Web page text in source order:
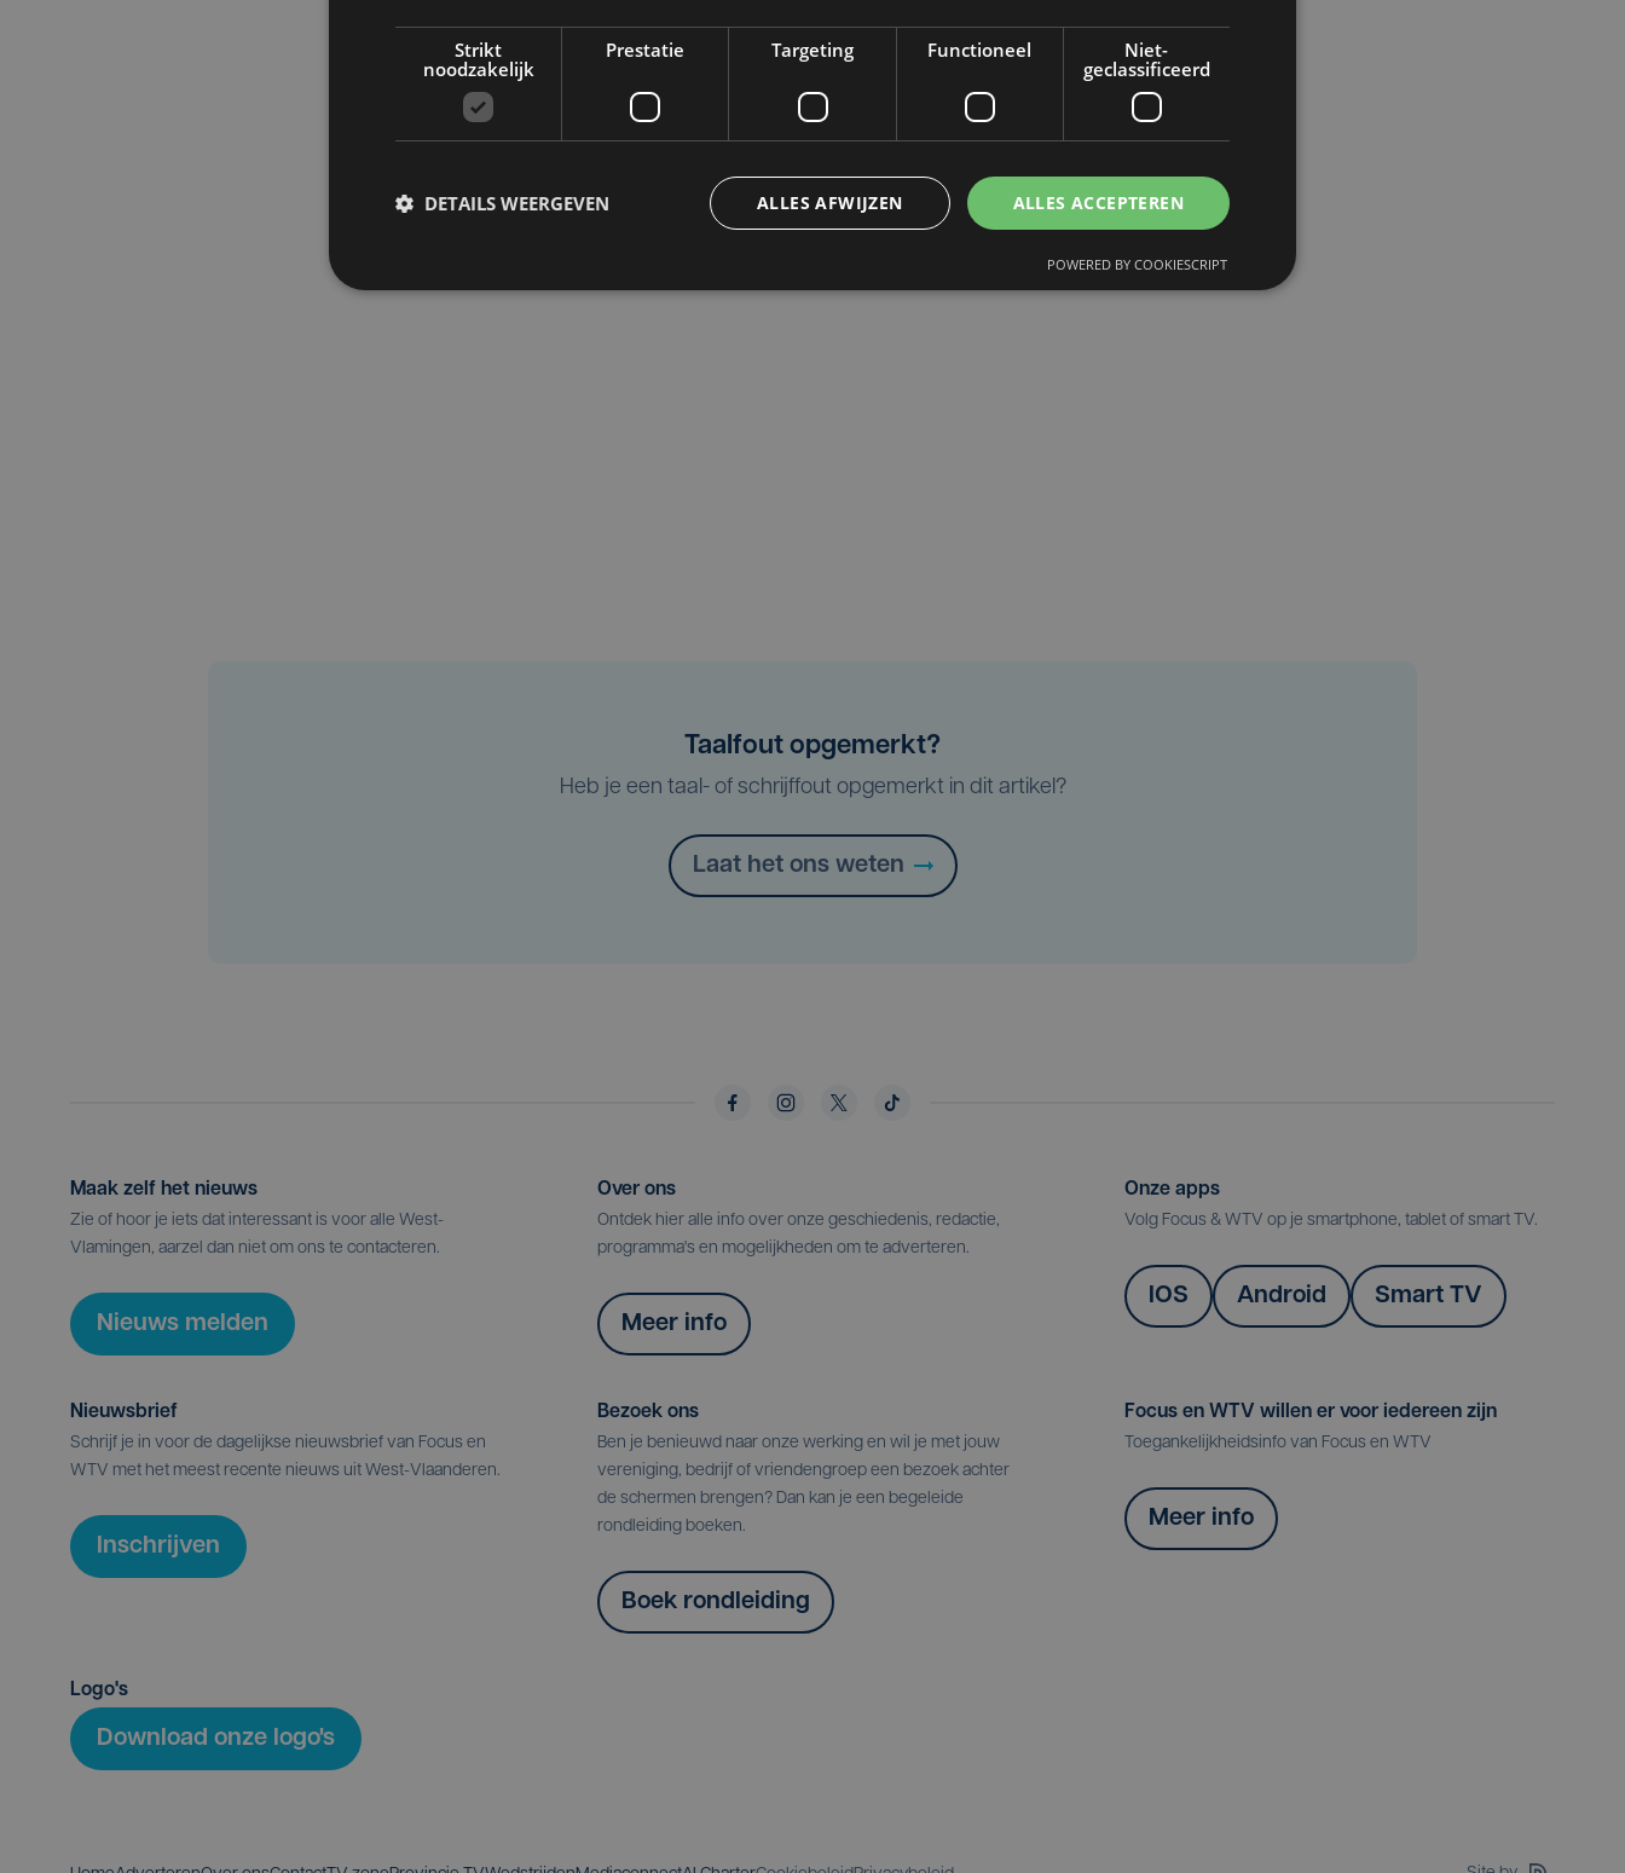
Taalfout opgemerkt?
Heb je een taal- of schrijffout opgemerkt in dit artikel?
Laat het ons weten
Maak zelf het nieuws
Zie of hoor je iets dat interessant is voor alle West-
Vlamingen, aarzel dan niet om ons te contacteren.
Nieuws melden
Over ons
Ontdek hier alle info over onze geschiedenis, redactie,
programma's en mogelijkheden om te adverteren.
Meer info
Onze apps
Volg Focus & WTV op je smartphone, tablet of smart TV.
IOS Android Smart TV
Nieuwsbrief
Schrijf je in voor de dagelijkse nieuwsbrief van Focus en
WTV met het meest recente nieuws uit West-Vlaanderen.
Inschrijven
Bezoek ons
Ben je benieuwd naar onze werking en wil je met jouw
vereniging, bedrijf of vriendengroep een bezoek achter
de schermen brengen? Dan kan je een begeleide
rondleiding boeken.
Boek rondleiding
Focus en WTV willen er voor iedereen zijn
Toegankelijkheidsinfo van Focus en WTV
Meer info
Logo's
Download onze logo's
Strikt
noodzakelijk
Prestatie Targeting Functioneel
Niet-
geclassificeerd
ALLES ACCEPTEREN
ALLES AFWIJZEN
DETAILS WEERGEVEN
POWERED BY COOKIESCRIPT